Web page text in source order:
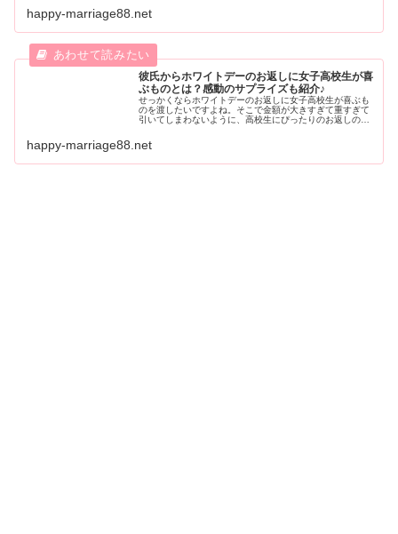
で男性がホワイトデーのお返しにコスメを送る意味と、人
気の女性が喜ぶコスメを紹介します。
happy-marriage88.net
彼氏からホワイトデーのお返しに女子高校生が喜
ぶものとは？感動のサプライズも紹介♪
せっかくならホワイトデーのお返しに女子高校生が喜ぶも
のを渡したいですよね。そこで金額が大きすぎて重すぎて
引いてしまわないように、高校生にぴったりのお返しの値
生は必見ですよ！
happy-marriage88.net